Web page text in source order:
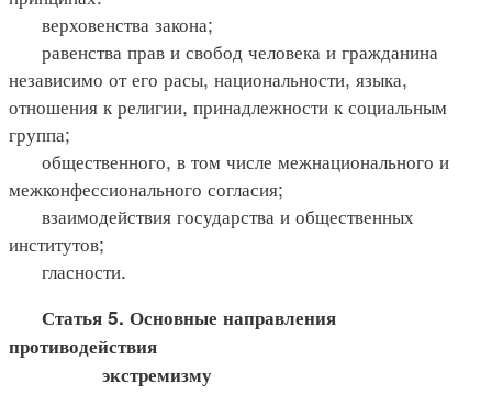
верховенства закона;
равенства прав и свобод человека и гражданина
независимо от его расы, национальности, языка,
отношения к религии, принадлежности к социальным
группа;
общественного, в том числе межнационального и
межконфессионального согласия;
взаимодействия государства и общественных
институтов;
гласности.
Статья 5. Основные направления
противодействия
экстремизму